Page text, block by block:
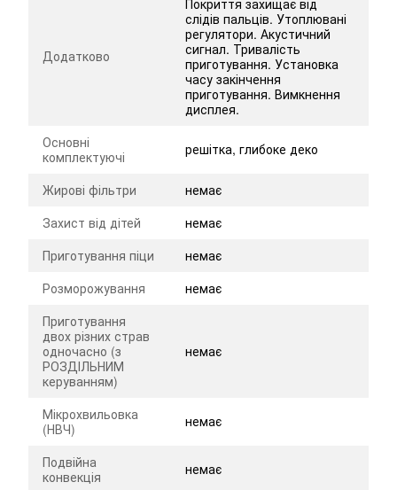
Додатково
Покриття захищає від
слідів пальців. Утоплювані
регулятори. Акустичний
сигнал. Тривалість
приготування. Установка
часу закінчення
приготування. Вимкнення
дисплея.
Основні
комплектуючі
решітка, глибоке деко
Жирові фільтри
немає
Захист від дітей
немає
Приготування піци
немає
Розморожування
немає
Приготування
двох різних страв
одночасно (з
РОЗДІЛЬНИМ
керуванням)
немає
Мікрохвильовка
(НВЧ)
немає
Подвійна
конвекція
немає